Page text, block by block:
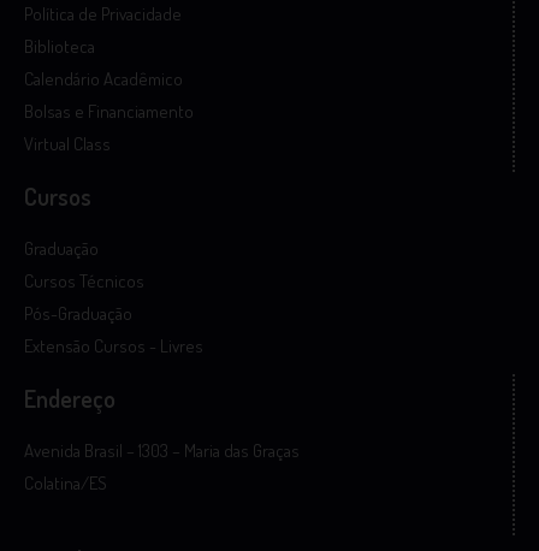
Política de Privacidade
Biblioteca
Calendário Acadêmico
Bolsas e Financiamento
Virtual Class
Cursos
Graduação
Cursos Técnicos
Pós-Graduação
Extensão Cursos - Livres
Endereço
Avenida Brasil – 1303 – Maria das Graças
Colatina/ES